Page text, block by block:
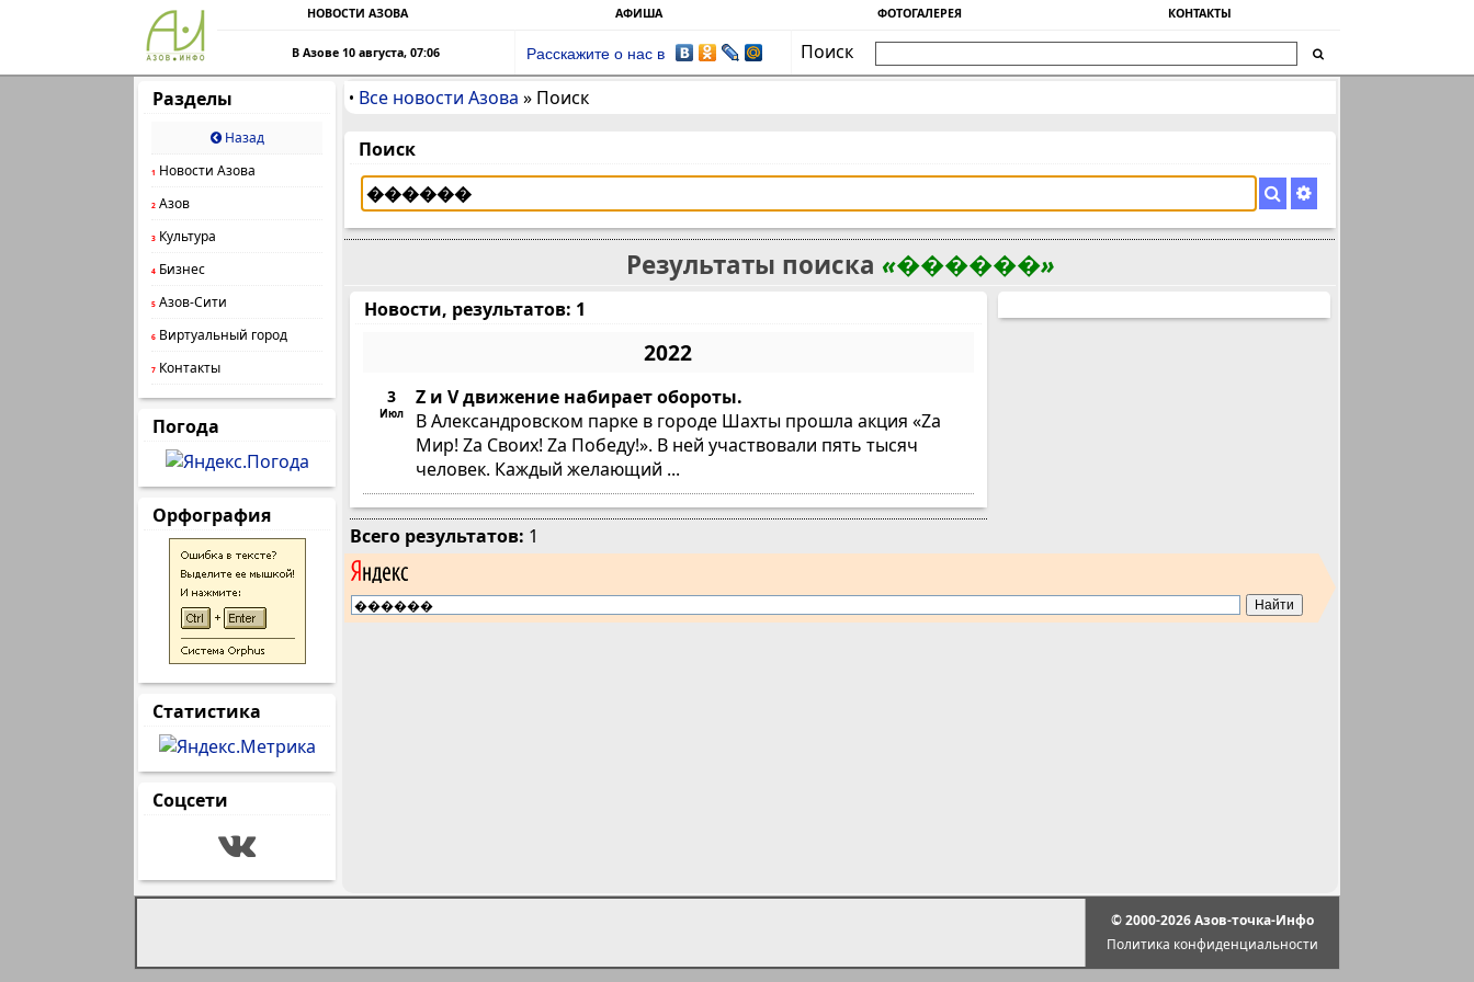
НОВОСТИ АЗОВА АФИША ФОТОГАЛЕРЕЯ КОНТАКТЫ
В Азове 10 августа, 07:06 Расскажите о нас в
Поиск
Разделы
Назад
1 Новости Азова
2 Азов
3 Культура
4 Бизнес
5 Азов-Сити
6 Виртуальный город
7 Контакты
Погода
Орфография
Статистика
Соцсети
• Все новости Азова » Поиск
Поиск
Результаты поиска «������»
Новости, результатов: 1
2022
3
Июл
Z и V движение набирает обороты.
В Александровском парке в городе Шахты прошла акция «Zа
Мир! Zа Своих! Za Победу!». В ней участвовали пять тысяч
человек. Каждый желающий ...
Всего результатов: 1
© 2000-2026 Азов-точка-Инфо
Политика конфиденциальности